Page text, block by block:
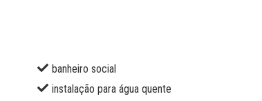
banheiro social
instalação para água quente